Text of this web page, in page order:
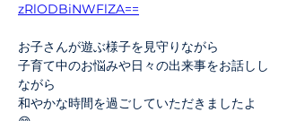
zRlODBiNWFlZA==
お子さんが遊ぶ様子を見守りながら
子育て中のお悩みや日々の出来事をお話しし
ながら
和やかな時間を過ごしていただきましたよ